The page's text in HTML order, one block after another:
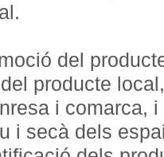
del
producte
i comarca,
i secà dels